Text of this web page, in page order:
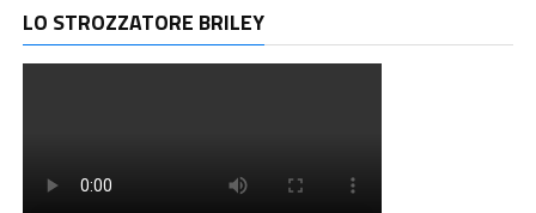
LO STROZZATORE BRILEY